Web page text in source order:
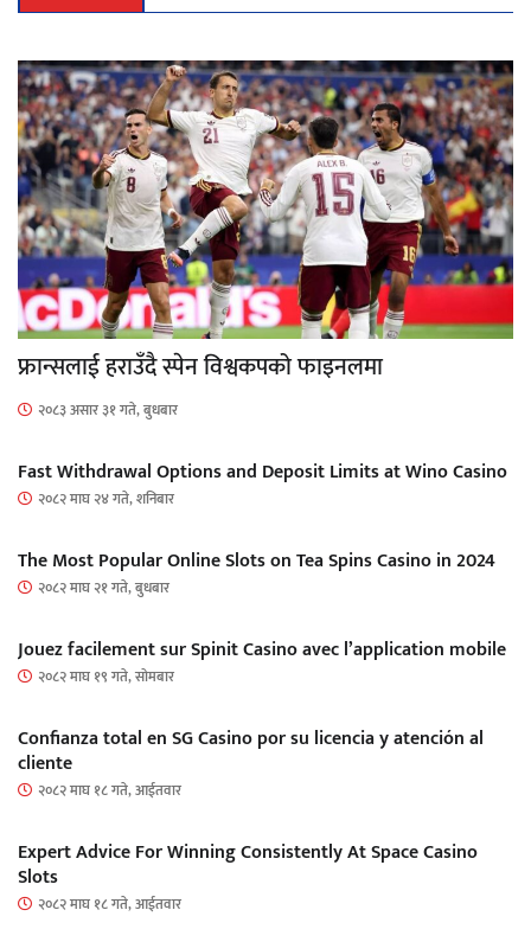
फ्रान्सलाई हराउँदै स्पेन विश्वकपको फाइनलमा
२०८३ असार ३१ गते, बुधबार
Fast Withdrawal Options and Deposit Limits at Wino Casino
२०८२ माघ २४ गते, शनिबार
The Most Popular Online Slots on Tea Spins Casino in 2024
२०८२ माघ २१ गते, बुधबार
Jouez facilement sur Spinit Casino avec l’application mobile
२०८२ माघ १९ गते, सोमबार
Confianza total en SG Casino por su licencia y atención al
cliente
२०८२ माघ १८ गते, आईतवार
Expert Advice For Winning Consistently At Space Casino
Slots
२०८२ माघ १८ गते, आईतवार